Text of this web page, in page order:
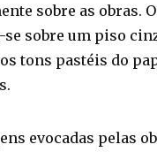
sobre as obras.
se sobre um piso
tons pastéis do
evocadas pelas